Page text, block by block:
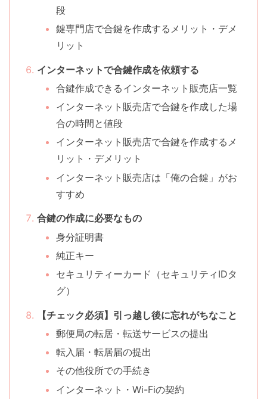
段
鍵専門店で合鍵を作成するメリット・デメ
リット
インターネットで合鍵作成を依頼する
合鍵作成できるインターネット販売店一覧
インターネット販売店で合鍵を作成した場
合の時間と値段
インターネット販売店で合鍵を作成するメ
リット・デメリット
インターネット販売店は「俺の合鍵」がお
すすめ
合鍵の作成に必要なもの
身分証明書
純正キー
セキュリティーカード（セキュリティIDタ
グ）
【チェック必須】引っ越し後に忘れがちなこと
郵便局の転居・転送サービスの提出
転入届・転居届の提出
その他役所での手続き
インターネット・Wi-Fiの契約